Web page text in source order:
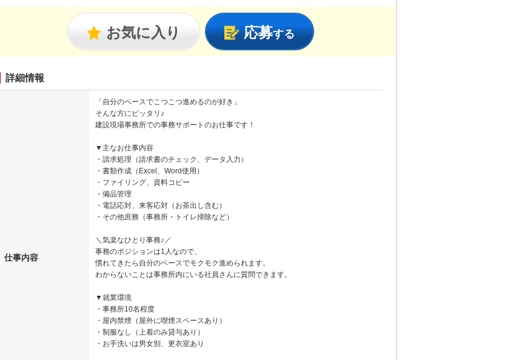
お気に入り 応募する
詳細情報
仕事内容
「自分のペースでこつこつ進めるのが好き」
そんな方にピッタリ♪
建設現場事務所での事務サポートのお仕事です！
▼主なお仕事内容
・請求処理（請求書のチェック、データ入力）
・書類作成（Excel、Word使用）
・ファイリング、資料コピー
・備品管理
・電話応対、来客応対（お茶出し含む）
・その他庶務（事務所・トイレ掃除など）
＼気楽なひとり事務♪／
事務のポジションは1人なので、
慣れてきたら自分のペースでモクモク進められます。
わからないことは事務所内にいる社員さんに質問できます。
▼就業環境
・事務所10名程度
・屋内禁煙（屋外に喫煙スペースあり）
・制服なし（上着のみ貸与あり）
・お手洗いは男女別、更衣室あり